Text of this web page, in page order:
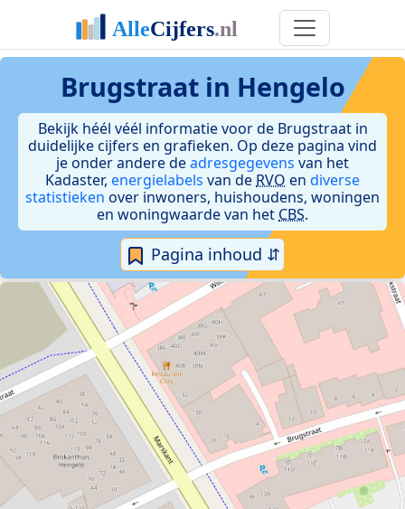
Brugstraat in Hengelo
Bekijk héél véél informatie voor de Brugstraat in
duidelijke cijfers en grafieken. Op deze pagina vind
je onder andere deadresgegevens van het
Kadaster, energielabels van de RVO en diverse
statistieken over inwoners, huishoudens, woningen
en woningwaarde van het CBS.
Pagina inhoud ⇵